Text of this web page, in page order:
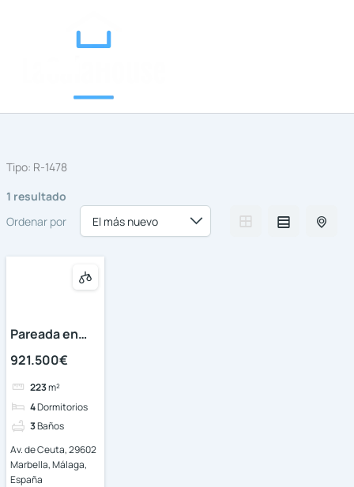
Tipo: R-1478
1 resultado
Ordenar por
Pareada en
Marbella
921.500€
223m²
4Dormitorios
3Baños
Av. de Ceuta, 29602
Marbella, Málaga,
España